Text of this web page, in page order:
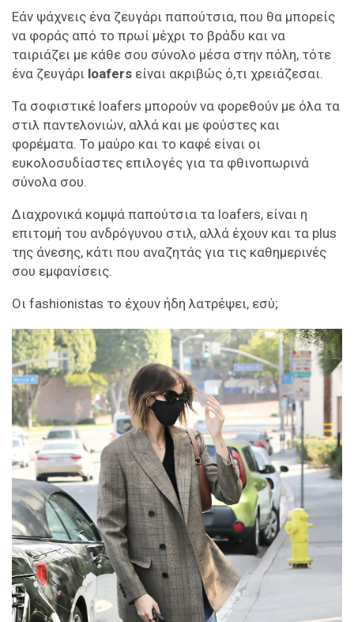
Εάν ψάχνεις ένα ζευγάρι παπούτσια, που θα μπορείς
να φοράς από το πρωί μέχρι το βράδυ και να
ταιριάζει με κάθε σου σύνολο μέσα στην πόλη, τότε
ένα ζευγάρι loafers είναι ακριβώς ό,τι χρειάζεσαι.
Τα σοφιστικέ loafers μπορούν να φορεθούν με όλα τα
στιλ παντελονιών, αλλά και με φούστες και
φορέματα. Το μαύρο και το καφέ είναι οι
ευκολοσυδίαστες επιλογές για τα φθινοπωρινά
σύνολα σου.
Διαχρονικά κομψά παπούτσια τα loafers, είναι η
επιτομή του ανδρόγυνου στιλ, αλλά έχουν και τα plus
της άνεσης, κάτι που αναζητάς για τις καθημερινές
σου εμφανίσεις.
Οι fashionistas το έχουν ήδη λατρέψει, εσύ;